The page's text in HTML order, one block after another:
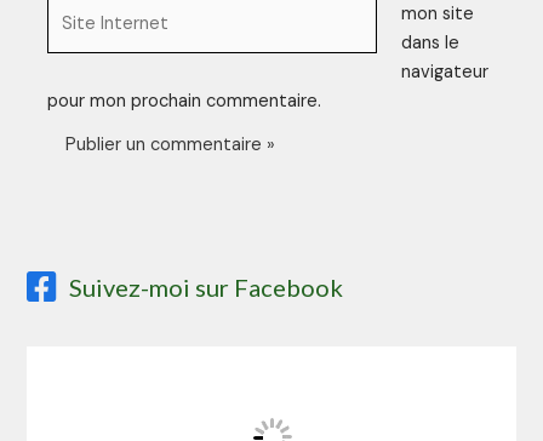
mon site
dans le
navigateur
pour mon prochain commentaire.
Suivez-moi sur Facebook